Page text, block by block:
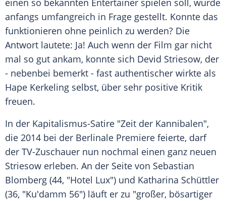
einen so bekannten Entertainer spielen soll, wurde
anfangs umfangreich in Frage gestellt. Konnte das
funktionieren ohne peinlich zu werden? Die
Antwort lautete: Ja! Auch wenn der Film gar nicht
mal so gut ankam, konnte sich Devid Striesow, der
- nebenbei bemerkt - fast authentischer wirkte als
Hape Kerkeling selbst, über sehr positive Kritik
freuen.
In der Kapitalismus-Satire "Zeit der Kannibalen",
die 2014 bei der Berlinale Premiere feierte, darf
der TV-Zuschauer nun nochmal einen ganz neuen
Striesow erleben. An der Seite von Sebastian
Blomberg (44, "Hotel Lux") und Katharina Schüttler
(36, "Ku'damm 56") läuft er zu "großer, bösartiger